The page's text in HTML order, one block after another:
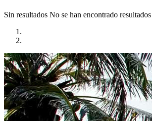
Sin resultados No se han encontrado